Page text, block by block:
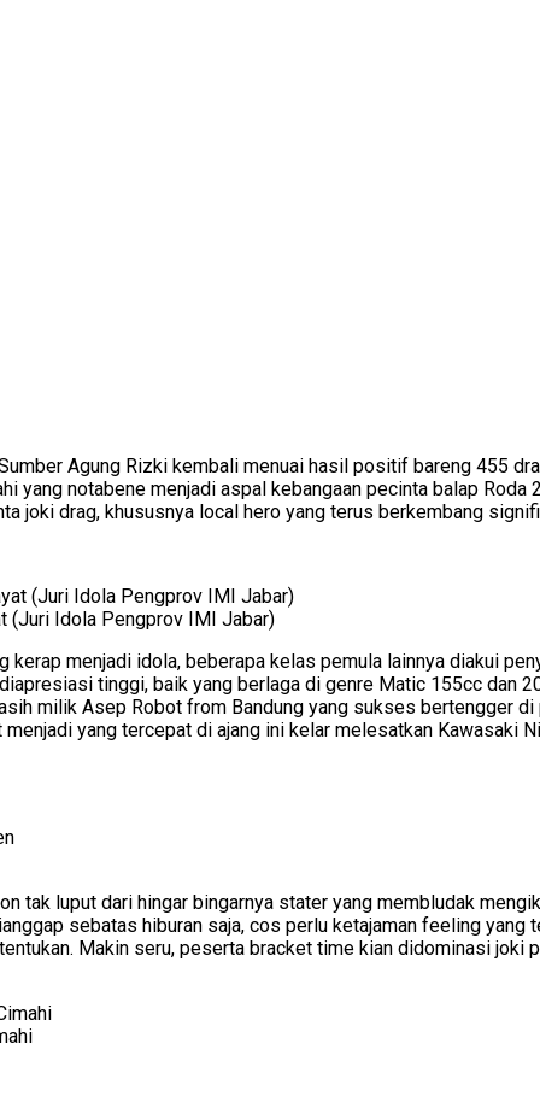
Agung Rizki kembali menuai hasil positif bareng 455
yang notabene menjadi aspal kebangaan pecinta balap
joki drag, khususnya local hero yang terus berkembang
(Juri Idola Pengprov IMI Jabar)
menjadi idola, beberapa kelas pemula lainnya diakui
tinggi, baik yang berlaga di genre Matic 155cc dan
milik Asep Robot from Bandung yang sukses bertengger
yang tercepat di ajang ini kelar melesatkan Kawasaki
tak luput dari hingar bingarnya stater yang membludak
sebatas hiburan saja, cos perlu ketajaman feeling
Makin seru, peserta bracket time kian didominasi joki